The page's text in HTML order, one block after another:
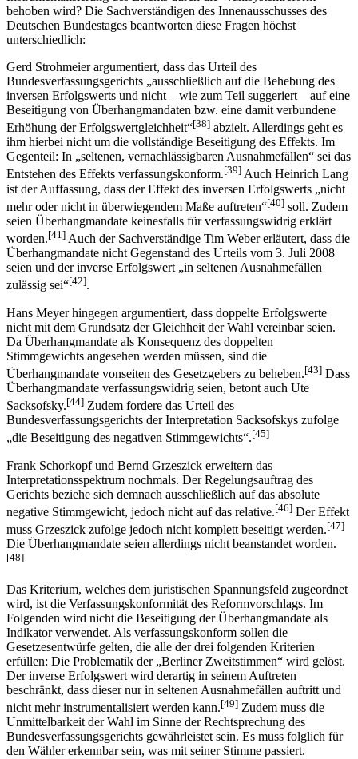
behoben wird? Die Sachverständigen des Innenausschusses des
Deutschen Bundestages beantworten diese Fragen höchst
unterschiedlich:
Gerd Strohmeier argumentiert, dass das Urteil des
Bundesverfassungsgerichts „ausschließlich auf die Behebung des
inversen Erfolgswerts und nicht – wie zum Teil suggeriert – auf eine
Beseitigung von Überhangmandaten bzw. eine damit verbundene
Erhöhung der Erfolgswertgleichheit“[38] abzielt. Allerdings geht es
ihm hierbei nicht um die vollständige Beseitigung des Effekts. Im
Gegenteil: In „seltenen, vernachlässigbaren Ausnahmefällen“ sei das
Entstehen des Effekts verfassungskonform.[39] Auch Heinrich Lang
ist der Auffassung, dass der Effekt des inversen Erfolgswerts „nicht
mehr oder nicht in überwiegendem Maße auftreten“[40] soll. Zudem
seien Überhangmandate keinesfalls für verfassungswidrig erklärt
worden.[41] Auch der Sachverständige Tim Weber erläutert, dass die
Überhangmandate nicht Gegenstand des Urteils vom 3. Juli 2008
seien und der inverse Erfolgswert „in seltenen Ausnahmefällen
zulässig sei“[42].
Hans Meyer hingegen argumentiert, dass doppelte Erfolgswerte
nicht mit dem Grundsatz der Gleichheit der Wahl vereinbar seien.
Da Überhangmandate als Konsequenz des doppelten
Stimmgewichts angesehen werden müssen, sind die
Überhangmandate vonseiten des Gesetzgebers zu beheben.[43] Dass
Überhangmandate verfassungswidrig seien, betont auch Ute
Sacksofsky.[44] Zudem fordere das Urteil des
Bundesverfassungsgerichts der Interpretation Sacksofskys zufolge
„die Beseitigung des negativen Stimmgewichts“.[45]
Frank Schorkopf und Bernd Grzeszick erweitern das
Interpretationsspektrum nochmals. Der Regelungsauftrag des
Gerichts beziehe sich demnach ausschließlich auf das absolute
negative Stimmgewicht, jedoch nicht auf das relative.[46] Der Effekt
muss Grzeszick zufolge jedoch nicht komplett beseitigt werden.[47]
Die Überhangmandate seien allerdings nicht beanstandet worden.
[48]
Das Kriterium, welches dem juristischen Spannungsfeld zugeordnet
wird, ist die Verfassungskonformität des Reformvorschlags. Im
Folgenden wird nicht die Beseitigung der Überhangmandate als
Indikator verwendet. Als verfassungskonform sollen die
Gesetzesentwürfe gelten, die alle der drei folgenden Kriterien
erfüllen: Die Problematik der „Berliner Zweitstimmen“ wird gelöst.
Der inverse Erfolgswert wird derartig in seinem Auftreten
beschränkt, dass dieser nur in seltenen Ausnahmefällen auftritt und
nicht mehr instrumentalisiert werden kann.[49] Zudem muss die
Unmittelbarkeit der Wahl im Sinne der Rechtsprechung des
Bundesverfassungsgerichts gewährleistet sein. Es muss folglich für
den Wähler erkennbar sein, was mit seiner Stimme passiert.